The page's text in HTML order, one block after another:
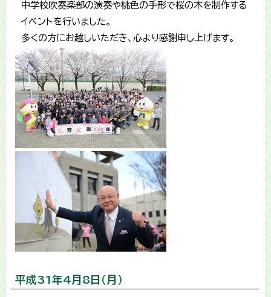
中学校吹奏楽部の演奏や桃色の手形で桜の木を制作する
イベントを行いました。
多くの方にお越しいただき、心より感謝申し上げます。
平成31年4月8日（月）